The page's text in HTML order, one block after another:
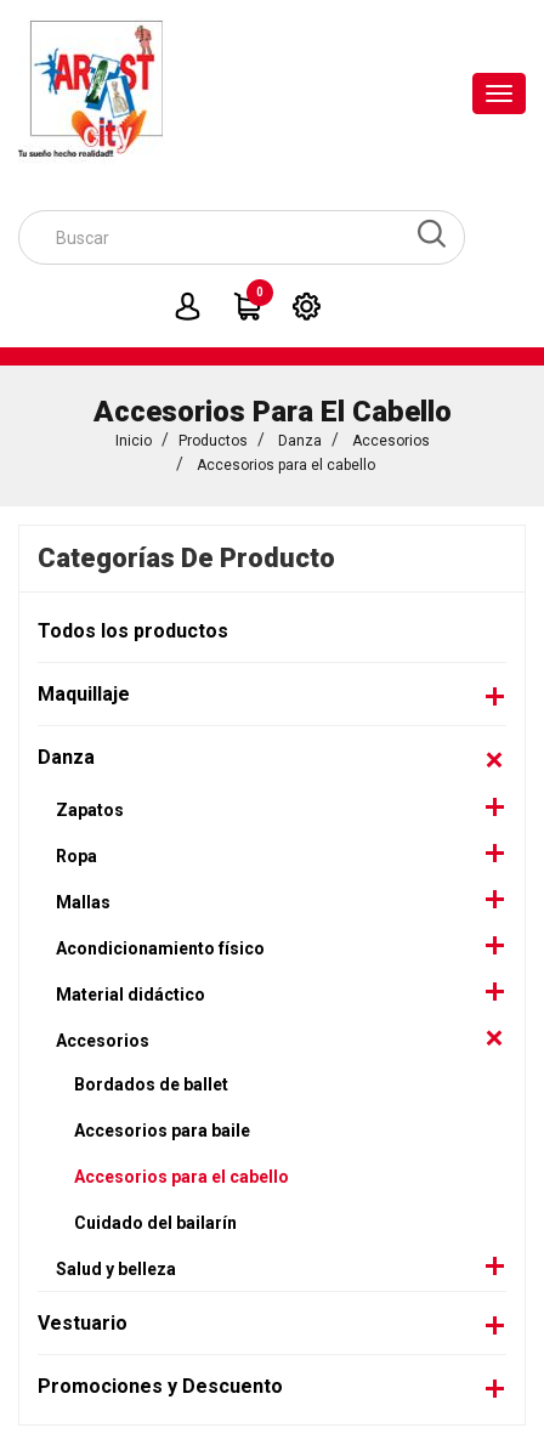
0
Accesorios Para El Cabello
Inicio Productos Danza
Accesorios
Accesorios para el cabello
Categorías De Producto
Todos los productos
Maquillaje
Danza
Zapatos
Ropa
Mallas
Acondicionamiento físico
Material didáctico
Accesorios
Bordados de ballet
Accesorios para baile
Accesorios para el cabello
Cuidado del bailarín
Salud y belleza
Vestuario
Promociones y Descuento